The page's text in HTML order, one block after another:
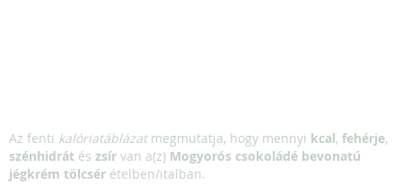
Az fenti kalóriatáblázatmegmutatja, hogy mennyi kcal, fehérje,
szénhidrát és zsír van a(z) Mogyorós csokoládé bevonatú
jégkrém tölcsér ételben/italban.